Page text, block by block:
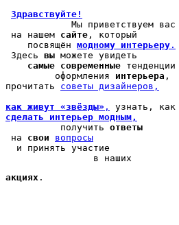
Здравствуйте!
            Мы
приветствуем вас
на нашем сайте , который
    посвящён
модному интерьеру .
Здесь вы можете увидеть
самые современные тенденции
         оформления
интерьера ,
прочитать cоветы дизайнеров,
как живут «звёзды» ,
сделать интерьер модным,
          получить
ответы
на свои
вопросы
  и принять участие
                в наших
акциях .